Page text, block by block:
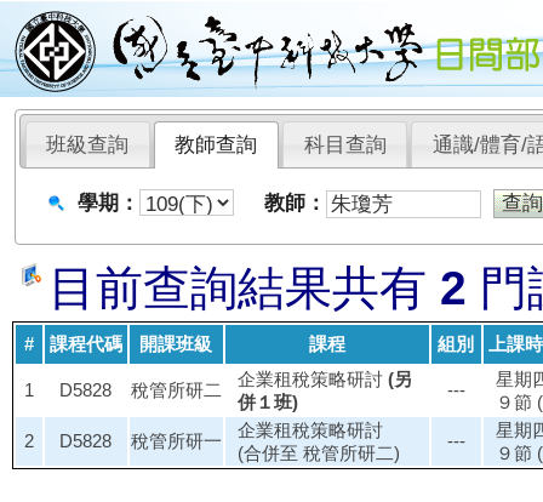
班級查詢 教師查詢 科目查詢 通識/體育/
學期： 教師：
目前查詢結果共有 2 門
# 課程代碼 開課班級 課程 組別 上課
1 D5828 稅管所研二
企業租稅策略研討 (另
併１班)
---
星期
９節
2
D5828 稅管所研一
企業租稅策略研討
(合併至 稅管所研二)
---
星期
９節